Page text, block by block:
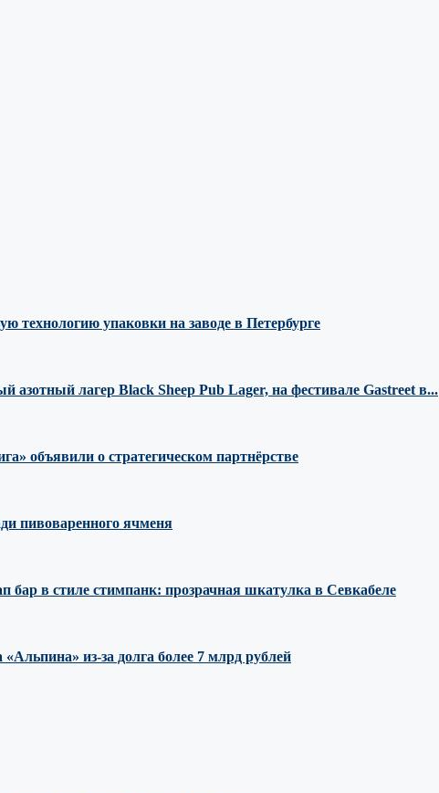
технологию упаковки на заводе в Петербурге
лагер Black Sheep Pub Lager, на фестивале Gastreet в...
объявили о стратегическом партнёрстве
пивоваренного ячменя
бар в стиле стимпанк: прозрачная шкатулка в Севкабеле
из-за долга более 7 млрд рублей